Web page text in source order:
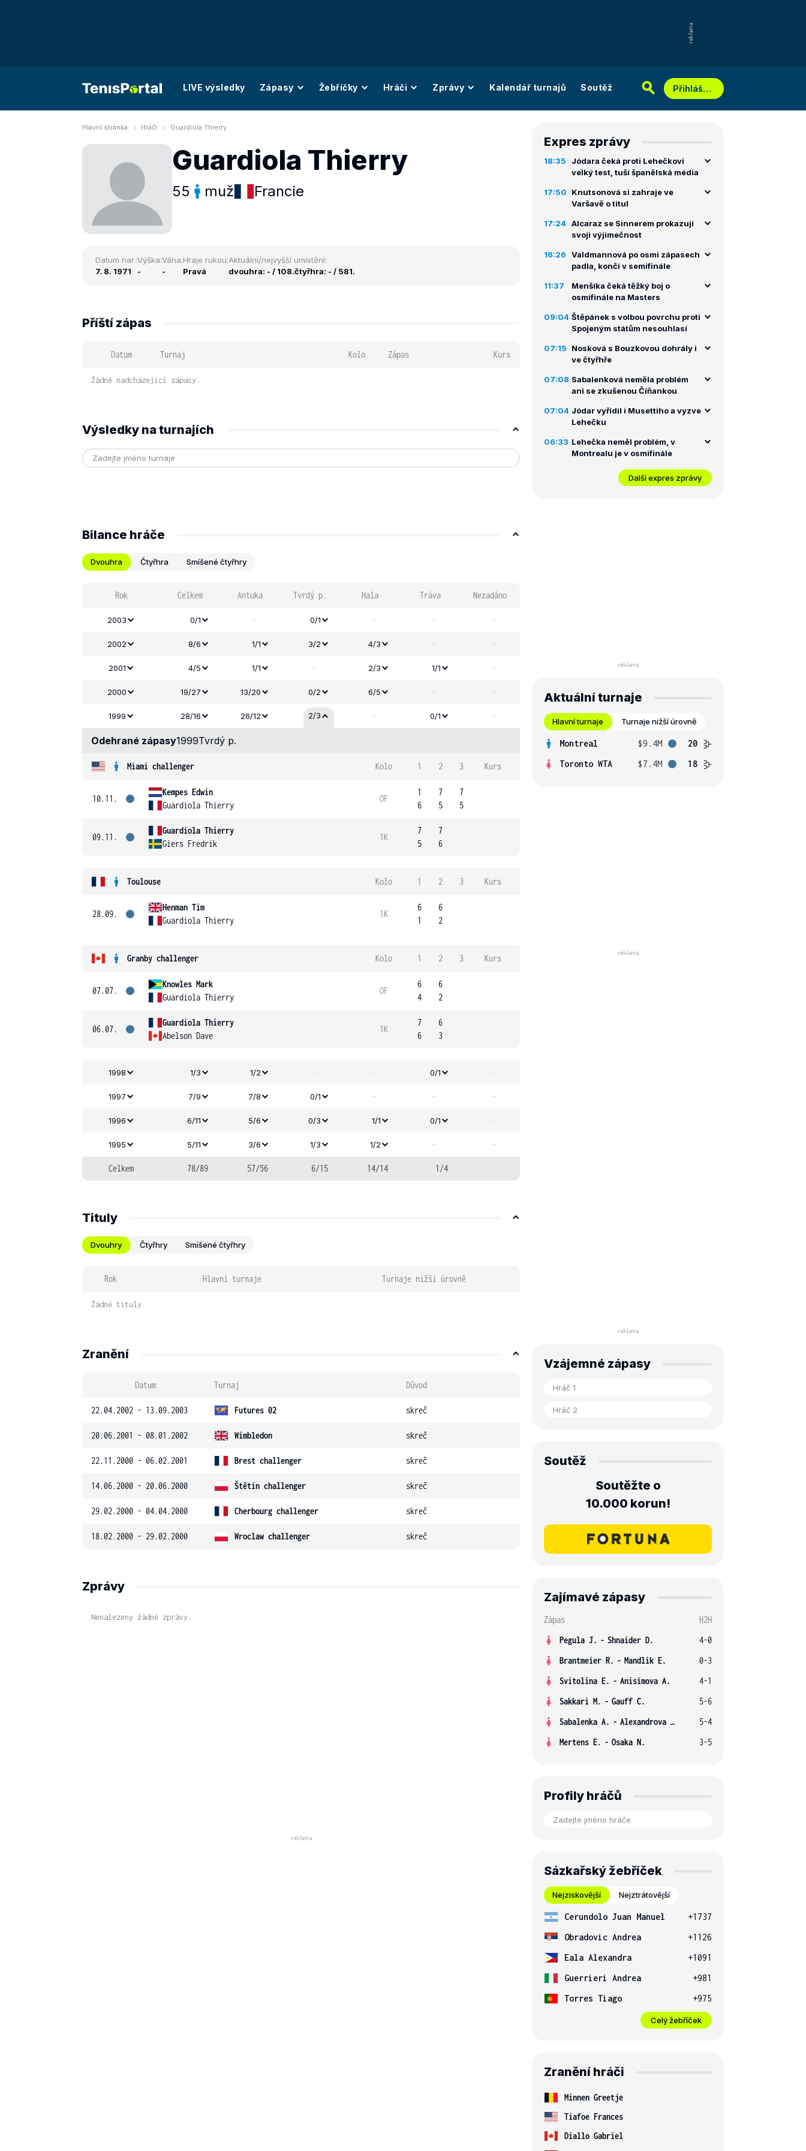
LIVE výsledky Zápasy Žebříčky Hráči Zprávy Kalendář turnajů Soutěž Přihlášení
Hlavní stránka Hráči Guardiola Thierry
Guardiola Thierry
55 muž Francie
Datum nar.:
7. 8. 1971
Výška:
-
Váha:
-
Hraje rukou:
Pravá
Aktuální/nejvyšší umístění:
dvouhra: - / 108.čtyřhra: - / 581.
Příští zápas
Datum Turnaj Kolo Zápas Kurs
Žádné nadcházející zápasy.
Výsledky na turnajích
Bilance hráče
Dvouhra Čtyřhra Smíšené čtyřhry
Rok Celkem Antuka Tvrdý p. Hala Tráva Nezadáno
2003 0/1 - 0/1 - - -
2002 8/6 1/1 3/2 4/3 - -
2001 4/5 1/1 - 2/3 1/1 -
2000 19/27 13/20 0/2 6/5 - -
1999 28/16 26/12 2/3 - 0/1 -
Odehrané zápasy1999Tvrdý p.
Miami challenger Kolo 1 2 3 Kurs
10.11.
Kempes Edwin
Guardiola Thierry
OF
1
6
7
5
7
5
09.11.
Guardiola Thierry
Giers Fredrik
1K
7
5
7
6
Toulouse Kolo 1 2 3 Kurs
28.09.
Henman Tim
Guardiola Thierry
1K
6
1
6
2
Granby challenger Kolo 1 2 3 Kurs
07.07.
Knowles Mark
Guardiola Thierry
OF
6
4
6
2
06.07.
Guardiola Thierry
Abelson Dave
1K
7
6
6
3
1998 1/3 1/2 - - 0/1 -
1997 7/9 7/8 0/1 - - -
1996 6/11 5/6 0/3 1/1 0/1 -
1995 5/11 3/6 1/3 1/2 - -
Celkem 78/89 57/56 6/15 14/14 1/4 -
Tituly
Dvouhry Čtyřhry Smíšené čtyřhry
Rok Hlavní turnaje Turnaje nižší úrovně
Žádné tituly
Zranění
Datum Turnaj Důvod
22.04.2002 - 13.09.2003 Futures 02 skreč
20.06.2001 - 08.01.2002 Wimbledon skreč
22.11.2000 - 06.02.2001 Brest challenger skreč
14.06.2000 - 20.06.2000 Štětín challenger skreč
29.02.2000 - 04.04.2000 Cherbourg challenger skreč
18.02.2000 - 29.02.2000 Wroclaw challenger skreč
Zprávy
Nenalezeny žádné zprávy.
Expres zprávy
18:35
Jódara čeká proti Lehečkovi
velký test, tuší španělská média
17:50
Knutsonová si zahraje ve
Varšavě o titul
17:24 Alcaraz se Sinnerem prokazují
svoji výjimečnost
16:26
Valdmannová po osmi zápasech
padla, končí v semifinále
11:37
Menšíka čeká těžký boj o
osmifinále na Masters
09:04 Štěpánek s volbou povrchu proti
Spojeným státům nesouhlasí
07:15
Nosková s Bouzkovou dohrály i
ve čtyřhře
07:08 Sabalenková neměla problém
ani se zkušenou Číňankou
07:04 Jódar vyřídil i Musettiho a vyzve
Lehečku
06:33 Lehečka neměl problém, v
Montrealu je v osmifinále
Další expres zprávy
Aktuální turnaje
Hlavní turnaje Turnaje nižší úrovně
Montreal $9.4M
20
Toronto WTA
$7.4M 18
Vzájemné zápasy
Soutěž
Soutěžte o
10.000 korun!
Zajímavé zápasy
Zápas
H2H
Pegula J. - Shnaider D.
4-0
Brantmeier R. - Mandlik E.
0-3
Svitolina E. - Anisimova A.
4-1
Sakkari M. - Gauff C.
5-6
Sabalenka A. - Alexandrova E.
5-4
Mertens E. - Osaka N. 3-5
Profily hráčů
Sázkařský žebříček
Nejziskovější Nejztrátovější
Cerundolo Juan Manuel
+1737
Obradovic Andrea
+1126
Eala Alexandra
+1091
Guerrieri Andrea
+981
Torres Tiago
+975
Celý žebříček
Zranění hráči
Minnen Greetje
Tiafoe Frances
Diallo Gabriel